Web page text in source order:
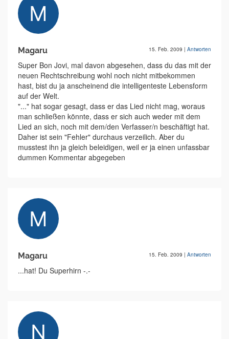
Magaru 15. Feb. 2009 | Antworten
Super Bon Jovi, mal davon abgesehen, dass du das mit der
neuen Rechtschreibung wohl noch nicht mitbekommen
hast, bist du ja anscheinend die intelligenteste Lebensform
auf der Welt.
"..." hat sogar gesagt, dass er das Lied nicht mag, woraus
man schließen könnte, dass er sich auch weder mit dem
Lied an sich, noch mit dem/den Verfasser/n beschäftigt hat.
Daher ist sein "Fehler" durchaus verzeilich. Aber du
musstest ihn ja gleich beleidigen, weil er ja einen unfassbar
dummen Kommentar abgegeben
Magaru 15. Feb. 2009 | Antworten
...hat! Du Superhirn -.-